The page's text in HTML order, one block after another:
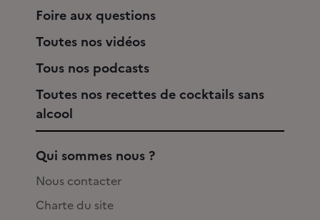
Foire aux questions
Toutes nos vidéos
Tous nos podcasts
Toutes nos recettes de cocktails sans
alcool
Qui sommes nous ?
Nous contacter
Charte du site